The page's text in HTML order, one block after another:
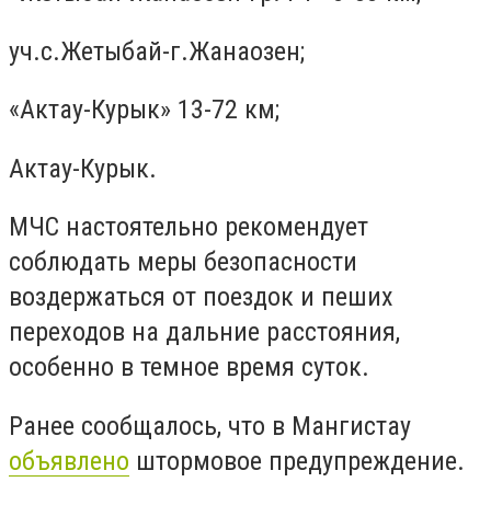
уч.с.Жетыбай-г.Жанаозен;
«Актау-Курык» 13-72 км;
Актау-Курык.
МЧС настоятельно рекомендует
соблюдать меры безопасности
воздержаться от поездок и пеших
переходов на дальние расстояния,
особенно в темное время суток.
Ранее сообщалось, что в Мангистау
объявлено штормовое предупреждение.